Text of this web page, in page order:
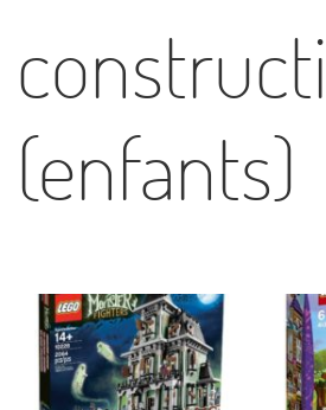
(enfants)